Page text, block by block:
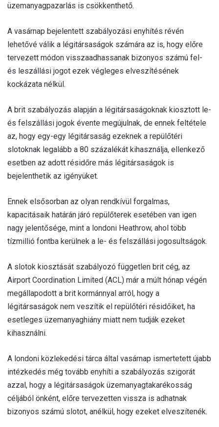
üzemanyagpazarlás is csökkenthető.
A vasárnap bejelentett szabályozási enyhítés révén
lehetővé válik a légitársaságok számára az is, hogy előre
tervezett módon visszaadhassanak bizonyos számú fel-
és leszállási jogot ezek végleges elveszítésének
kockázata nélkül.
A brit szabályozás alapján a légitársaságoknak kiosztott le-
és felszállási jogok évente megújulnak, de ennek feltétele
az, hogy egy-egy légitársaság ezeknek a repülőtéri
slotoknak legalább a 80 százalékát kihasználja, ellenkező
esetben az adott résidőre más légitársaságok is
bejelenthetik az igényüket.
Ennek elsősorban az olyan rendkívül forgalmas,
kapacitásaik határán járó repülőterek esetében van igen
nagy jelentősége, mint a londoni Heathrow, ahol több
tízmillió fontba kerülnek a le- és felszállási jogosultságok.
A slotok kiosztását szabályozó független brit cég, az
Airport Coordination Limited (ACL) már a múlt hónap végén
megállapodott a brit kormánnyal arról, hogy a
légitársaságok nem veszítik el repülőtéri résidőiket, ha
esetleges üzemanyaghiány miatt nem tudják ezeket
kihasználni.
A londoni közlekedési tárca által vasárnap ismertetett újabb
intézkedés még tovább enyhíti a szabályozás szigorát
azzal, hogy a légitársaságok üzemanyagtakarékosság
céljából önként, előre tervezetten vissza is adhatnak
bizonyos számú slotot, anélkül, hogy ezeket elveszítenék.